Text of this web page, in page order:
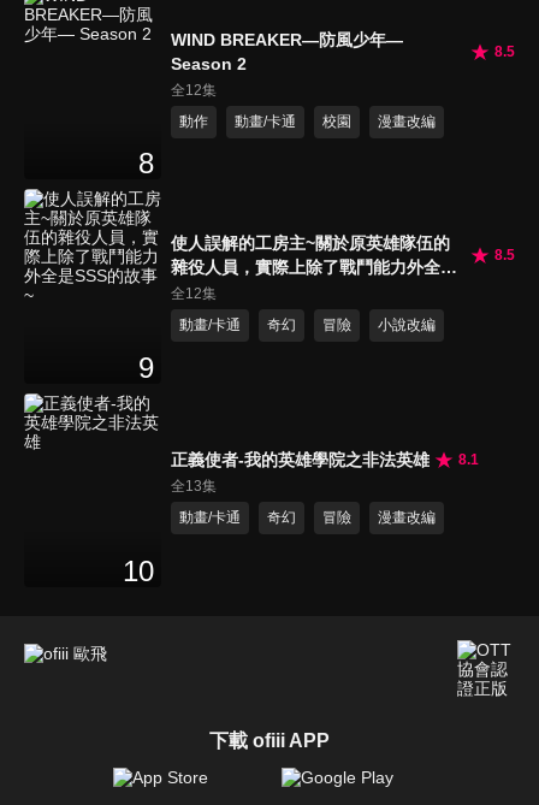
8
WIND BREAKER—防風少年—
Season 2
8.5
全12集
動作
動畫/卡通 校園 漫畫改編
9
使人誤解的工房主~關於原英雄隊伍的
雜役人員，實際上除了戰鬥能力外全是
SSS的故事~
8.5
全12集
動畫/卡通
奇幻 冒險 小說改編
10
正義使者-我的英雄學院之非法英雄
8.1
全13集
動畫/卡通
奇幻 冒險 漫畫改編
下載 ofiii APP